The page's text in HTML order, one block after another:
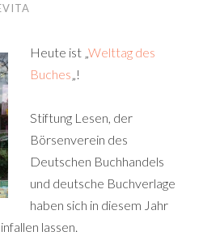
Heute ist „Welttag des
Buches„!
Stiftung Lesen, der
Börsenverein des
Deutschen Buchhandels
und deutsche Buchverlage
haben sich in diesem Jahr
lassen.